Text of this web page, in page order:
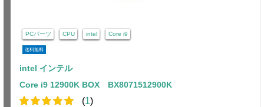
PCパーツ CPU intel Core i9
送料無料
intel インテル
Core i9 12900K BOX BX8071512900K
(1)